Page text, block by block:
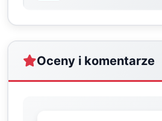
Oceny i komentarze